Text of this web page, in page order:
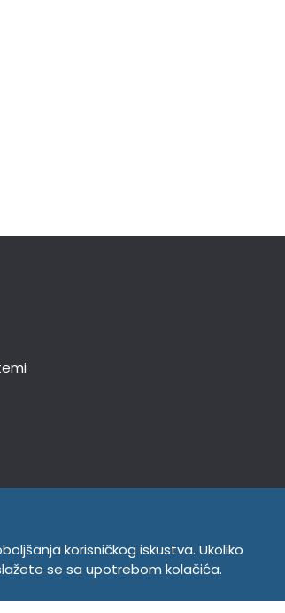
korisničkog iskustva. Ukoliko
se sa upotrebom kolačića.